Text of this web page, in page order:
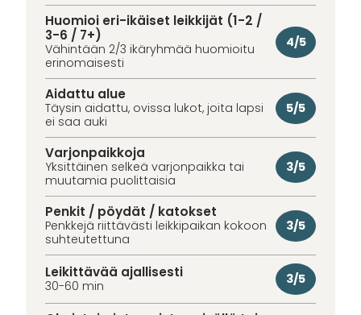
Huomioi eri-ikäiset leikkijät (1-2 /
3-6 / 7+)
Vähintään 2/3 ikäryhmää huomioitu
erinomaisesti
4/5
Aidattu alue
Täysin aidattu, ovissa lukot, joita lapsi
ei saa auki
5/5
Varjonpaikkoja
Yksittäinen selkeä varjonpaikka tai
muutamia puolittaisia
3/5
Penkit / pöydät / katokset
Penkkejä riittävästi leikkipaikan kokoon
suhteutettuna
3/5
Leikittävää ajallisesti
30-60 min 3/5